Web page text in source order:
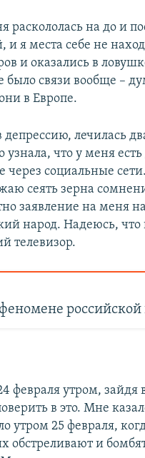
раскололась на до и
и я места себе не
и оказались в
связи вообще –
в Европе.
депрессию, лечилась
что у меня
через социальные
сеять зерна
заявление на меня
народ. Надеюсь, что
телевизор.
февраля утром, зайдя
в это. Мне
25 февраля,
обстреливают и